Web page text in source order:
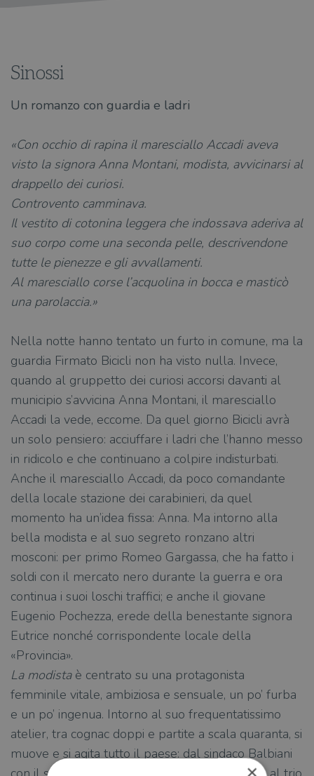
Sinossi
Un romanzo con guardia e ladri
«Con occhio di rapina il maresciallo Accadi aveva
visto la signora Anna Montani, modista, avvicinarsi al
drappello dei curiosi.
Controvento camminava.
Il vestito di cotonina leggera che indossava aderiva al
suo corpo come una seconda pelle, descrivendone
tutte le pienezze e gli avvallamenti.
Al maresciallo corse l’acquolina in bocca e masticò
una parolaccia.»
Nella notte hanno tentato un furto in comune, ma la
guardia Firmato Bicicli non ha visto nulla. Invece,
quando al gruppetto dei curiosi accorsi davanti al
municipio s’avvicina Anna Montani, il maresciallo
Accadi la vede, eccome. Da quel giorno Bicicli avrà
un solo pensiero: acciuffare i ladri che l’hanno messo
in ridicolo e che continuano a colpire indisturbati.
Anche il maresciallo Accadi, da poco comandante
della locale stazione dei carabinieri, da quel
momento ha un’idea fissa: Anna. Ma intorno alla
bella modista e al suo segreto ronzano altri
mosconi: per primo Romeo Gargassa, che ha fatto i
soldi con il mercato nero durante la guerra e ora
continua i suoi loschi traffici; e anche il giovane
Eugenio Pochezza, erede della benestante signora
Eutrice nonché corrispondente locale della
«Provincia».
La modista è centrato su una protagonista
femminile vitale, ambiziosa e sensuale, un po’ furba
e un po’ ingenua. Intorno al suo frequentatissimo
atelier, tra cognac doppi e partite a scala quaranta, si
muove e si agita tutto il paese: dal sindaco Balbiani